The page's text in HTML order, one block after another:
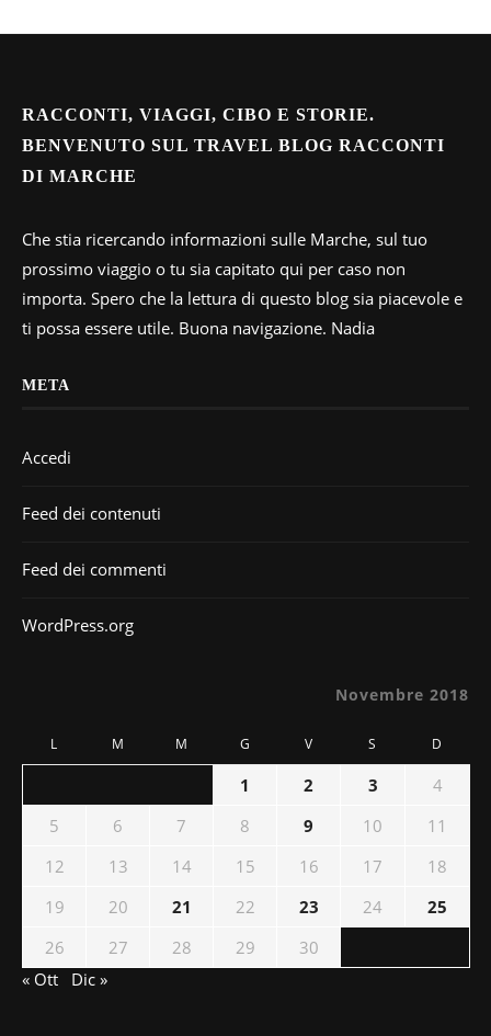
RACCONTI, VIAGGI, CIBO E STORIE.
BENVENUTO SUL TRAVEL BLOG RACCONTI
DI MARCHE
Che stia ricercando informazioni sulle Marche, sul tuo
prossimo viaggio o tu sia capitato qui per caso non
importa. Spero che la lettura di questo blog sia piacevole e
ti possa essere utile. Buona navigazione. Nadia
META
Accedi
Feed dei contenuti
Feed dei commenti
WordPress.org
Novembre 2018
L M M G V S D
1 2 3
4
5
6 7 8 9 10
11
12
13 14 15 16 17
18
19
20 21 22 23 24
25
26
27 28 29
30
« Ott
Dic »